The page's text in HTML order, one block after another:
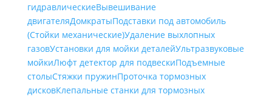
гидравлическиеВывешивание
двигателяДомкратыПодставки под автомобиль
(Стойки механические)Удаление выхлопных
газовУстановки для мойки деталейУльтразвуковые
мойкиЛюфт детектор для подвескиПодъемные
столыСтяжки пружинПроточка тормозных
дисковКлепальные станки для тормозных